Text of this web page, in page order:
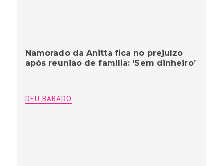
Namorado da Anitta fica no prejuízo
após reunião de família: ‘Sem dinheiro’
DEU BABADO